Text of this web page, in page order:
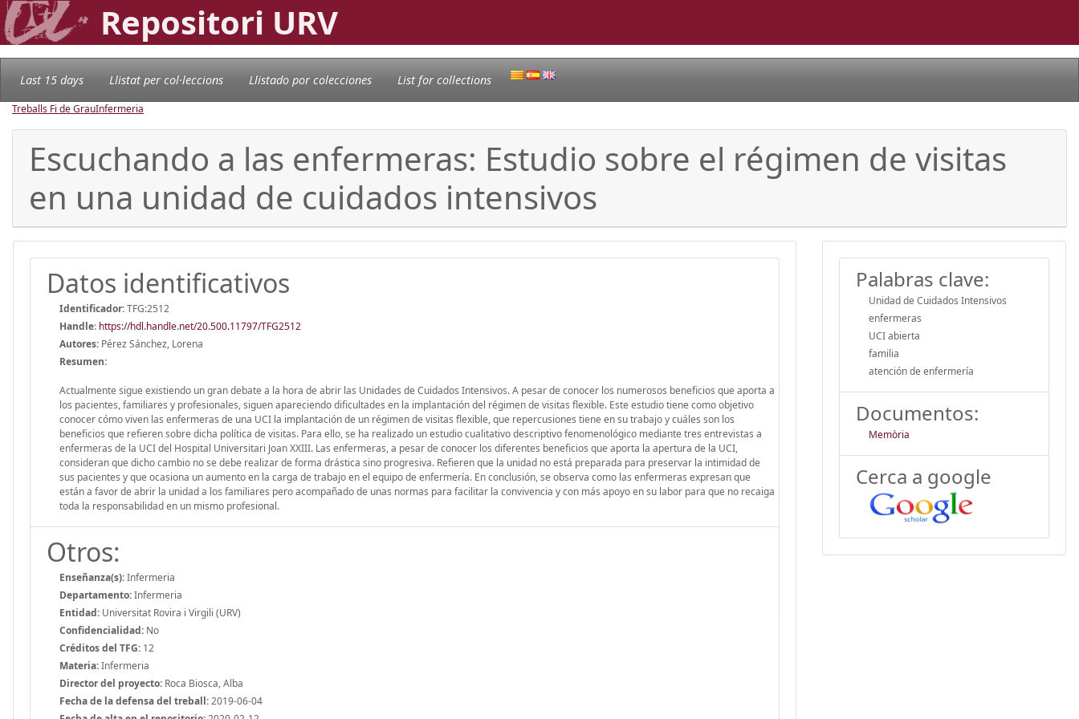
Repositori URV
Last 15 days Llistat per col·leccions Llistado por colecciones List for collections
Treballs Fi de GrauInfermeria
Escuchando a las enfermeras: Estudio sobre el régimen de visitas
en una unidad de cuidados intensivos
Datos identificativos
Identificador:TFG:2512
Handle: https://hdl.handle.net/20.500.11797/TFG2512
Autores: Pérez Sánchez, Lorena
Resumen:
Actualmente sigue existiendo un gran debate a la hora de abrir las Unidades de Cuidados Intensivos. A pesar de conocer los numerosos beneficios que aporta a
los pacientes, familiares y profesionales, siguen apareciendo dificultades en la implantación del régimen de visitas flexible. Este estudio tiene como objetivo
conocer cómo viven las enfermeras de una UCI la implantación de un régimen de visitas flexible, que repercusiones tiene en su trabajo y cuáles son los
beneficios que refieren sobre dicha política de visitas. Para ello, se ha realizado un estudio cualitativo descriptivo fenomenológico mediante tres entrevistas a
enfermeras de la UCI del Hospital Universitari Joan XXIII. Las enfermeras, a pesar de conocer los diferentes beneficios que aporta la apertura de la UCI,
consideran que dicho cambio no se debe realizar de forma drástica sino progresiva. Refieren que la unidad no está preparada para preservar la intimidad de
sus pacientes y que ocasiona un aumento en la carga de trabajo en el equipo de enfermería. En conclusión, se observa como las enfermeras expresan que
están a favor de abrir la unidad a los familiares pero acompañado de unas normas para facilitar la convivencia y con más apoyo en su labor para que no recaiga
toda la responsabilidad en un mismo profesional.
Otros:
Enseñanza(s):Infermeria
Departamento:Infermeria
Entidad: Universitat Rovira i Virgili (URV)
Confidencialidad: No
Créditos del TFG: 12
Materia:Infermeria
Director del proyecto: Roca Biosca, Alba
Fecha de la defensa del treball:2019-06-04
Palabras clave:
Unidad de Cuidados Intensivos
enfermeras
UCI abierta
familia
atención de enfermería
Documentos:
Memòria
Cerca a google